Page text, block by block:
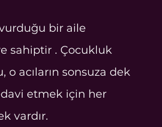
bir aile
sahiptir . Çocukluk
acıların sonsuza dek
etmek için her
vardır.